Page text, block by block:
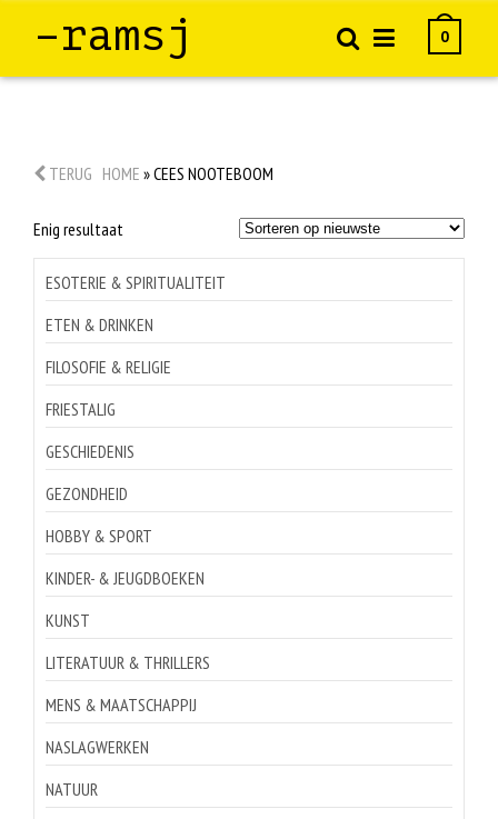
–ramsj 0
TERUG HOME »CEES NOOTEBOOM
Enig resultaat
ESOTERIE & SPIRITUALITEIT
ETEN & DRINKEN
FILOSOFIE & RELIGIE
FRIESTALIG
GESCHIEDENIS
GEZONDHEID
HOBBY & SPORT
KINDER- & JEUGDBOEKEN
KUNST
LITERATUUR & THRILLERS
MENS & MAATSCHAPPIJ
NASLAGWERKEN
NATUUR